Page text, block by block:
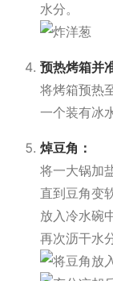
水分。
预热烤箱并
将烤箱预热
一个装有冰
焯豆角：
将一大锅加
直到豆角变
放入冷水碗
再次沥干水